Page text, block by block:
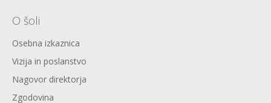
O šoli
Osebna izkaznica
Vizija in poslanstvo
Nagovor direktorja
Zgodovina